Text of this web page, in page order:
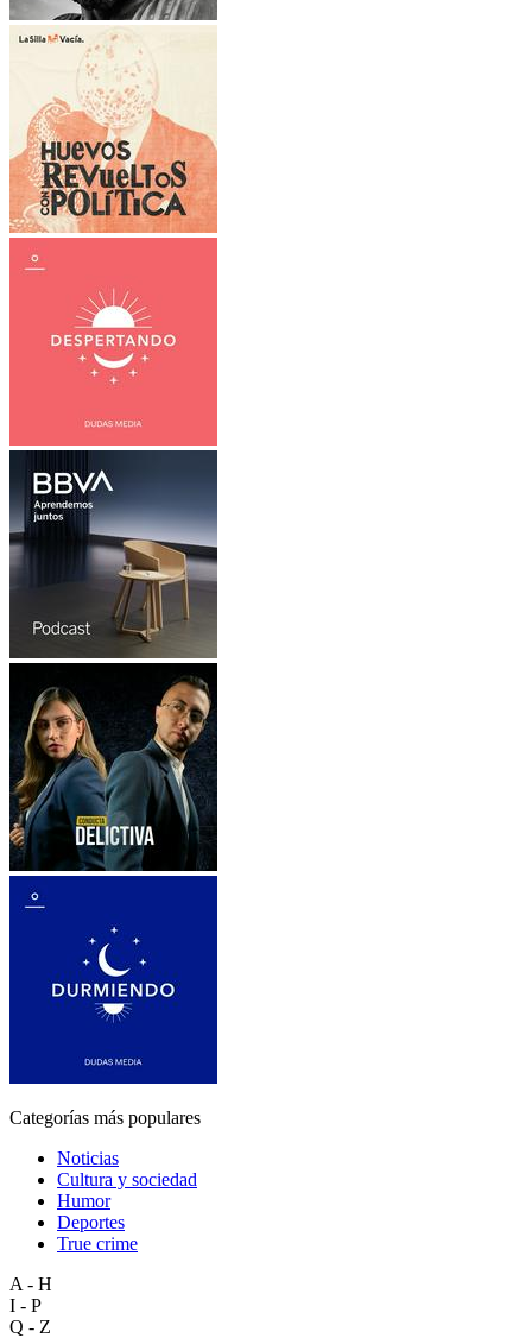
Categorías más populares
Noticias
Cultura y sociedad
Humor
Deportes
True crime
A - H
I - P
Q - Z